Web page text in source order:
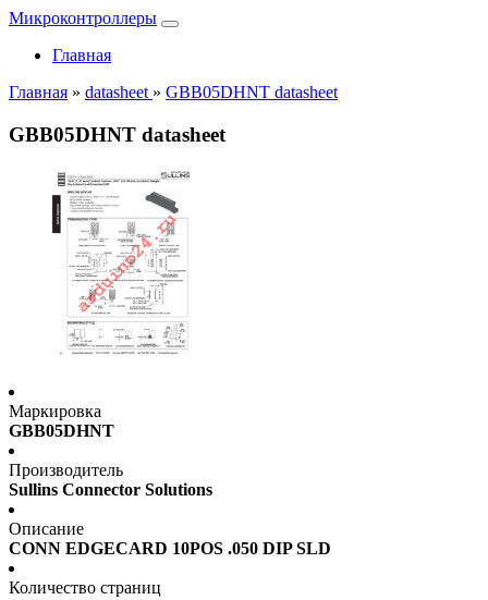
Микроконтроллеры
Главная
Главная » datasheet » GBB05DHNT datasheet
GBB05DHNT datasheet
Маркировка
GBB05DHNT
Производитель
Sullins Connector Solutions
Описание
CONN EDGECARD 10POS .050 DIP SLD
Количество страниц